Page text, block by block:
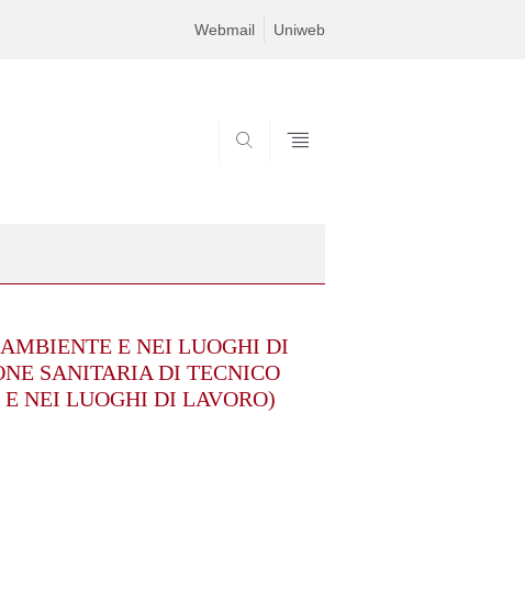
Webmail Uniweb
E NEI LUOGHI DI
SANITARIA DI TECNICO
NEI LUOGHI DI LAVORO)